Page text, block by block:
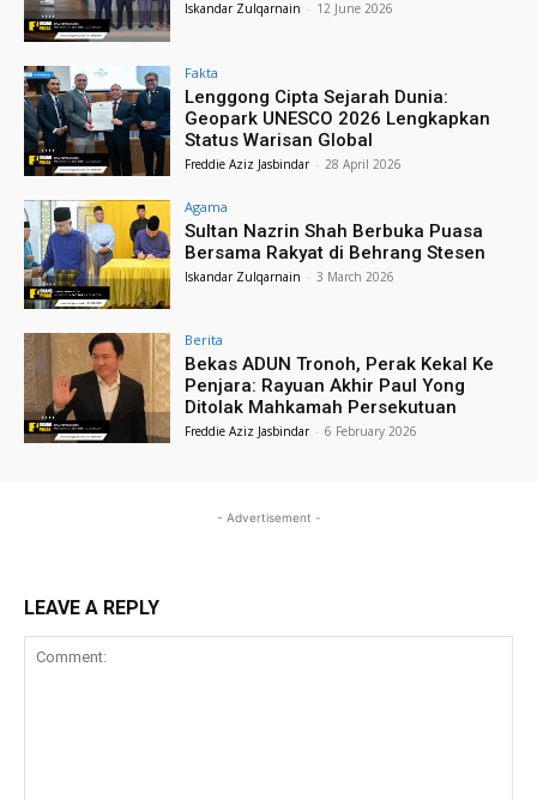
Iskandar Zulqarnain - 12 June 2026
Fakta
Lenggong Cipta Sejarah Dunia:
Geopark UNESCO 2026 Lengkapkan
Status Warisan Global
Freddie Aziz Jasbindar - 28 April 2026
Agama
Sultan Nazrin Shah Berbuka Puasa
Bersama Rakyat di Behrang Stesen
Iskandar Zulqarnain - 3 March 2026
Berita
Bekas ADUN Tronoh, Perak Kekal Ke
Penjara: Rayuan Akhir Paul Yong
Ditolak Mahkamah Persekutuan
Freddie Aziz Jasbindar - 6 February 2026
- Advertisement -
LEAVE A REPLY